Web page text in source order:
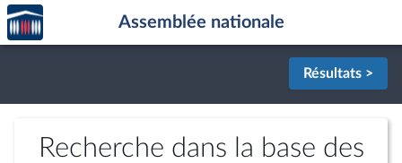
Aller au contenu
Aller en bas de la page
Accèder
à la
page
Assemblée nationale
Résultats >
Recherche dans la base des